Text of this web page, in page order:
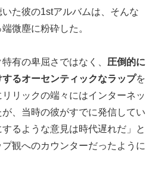
た彼の1stアルバムは、そんな
微塵に粉砕した。
有の卑屈さではなく、 圧倒的に
るオーセンティックなラップを
リックの端々にはインターネッ
が、当時の彼がすでに発信してい
るような意見は時代遅れだ」と
観へのカウンターだったように